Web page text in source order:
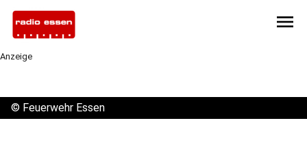
menu
Anzeige
© Feuerwehr Essen